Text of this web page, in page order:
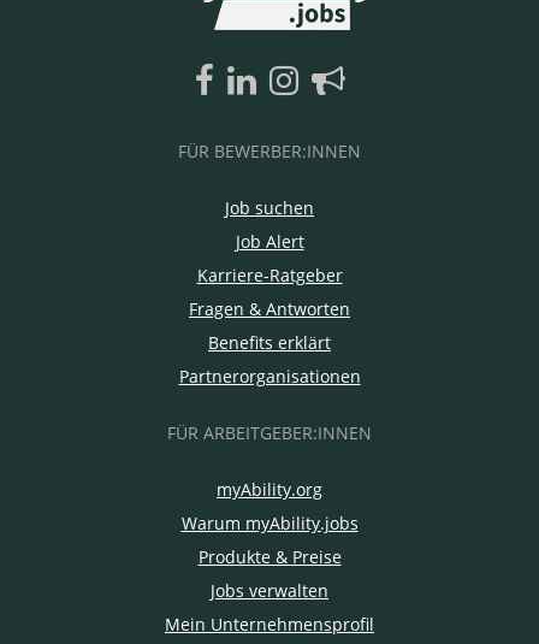
FÜR BEWERBER:INNEN
Job suchen
Job Alert
Karriere-Ratgeber
Fragen & Antworten
Benefits erklärt
Partnerorganisationen
FÜR ARBEITGEBER:INNEN
myAbility.org
Warum myAbility.jobs
Produkte & Preise
Jobs verwalten
Mein Unternehmensprofil